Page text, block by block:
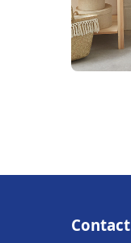
Contact